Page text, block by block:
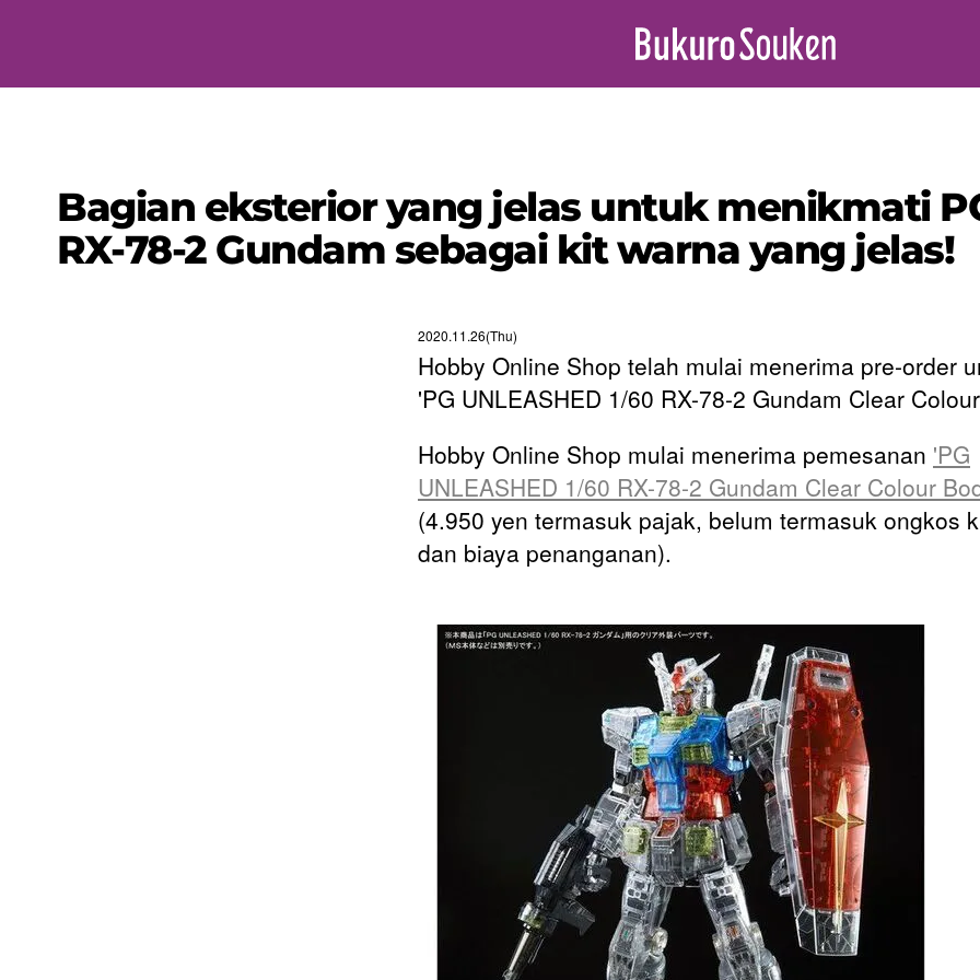
Bagian eksterior yang jelas untuk menikmati
RX-78-2 Gundam sebagai kit warna yang jelas!
2020.11.26(Thu)
Hobby Online Shop telah mulai menerima pre-order
'PG UNLEASHED 1/60 RX-78-2 Gundam Clear
Hobby Online Shop mulai menerima pemesanan 'PG
UNLEASHED 1/60 RX-78-2 Gundam Clear Colour
(4.950 yen termasuk pajak, belum termasuk ongkos
dan biaya penanganan).